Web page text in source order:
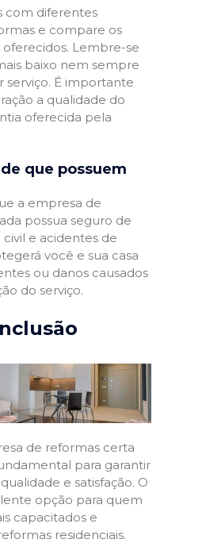
com diferentes
e compare os
oferecidos. Lembre-se
baixo nem sempre
serviço. É importante
a qualidade do
oferecida pela
que possuem
a empresa de
possua seguro de
e acidentes de
você e sua casa
ou danos causados
do serviço.
de reformas certa
para garantir
e satisfação. O
opção para quem
capacitados e
residenciais.